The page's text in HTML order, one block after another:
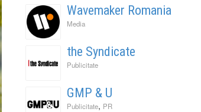
Wavemaker Romania
Media
the Syndicate
Publicitate
GMP & U
Publicitate, PR